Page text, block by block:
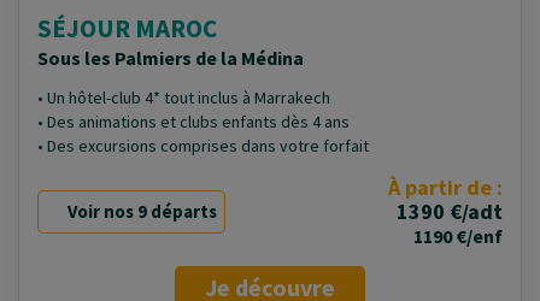
SÉJOUR MAROC
Sous les Palmiers de la Médina
• Un hôtel-club 4* tout inclus à Marrakech
• Des animations et clubs enfants dès 4 ans
• Des excursions comprises dans votre forfait
Voir nos 9 départs
À partir de :
1390 €/adt
1190 €/enf
Je découvre